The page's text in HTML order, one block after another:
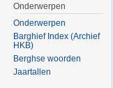
Onderwerpen
Onderwerpen
Barghief Index (Archief
HKB)
Berghse woorden
Jaartallen